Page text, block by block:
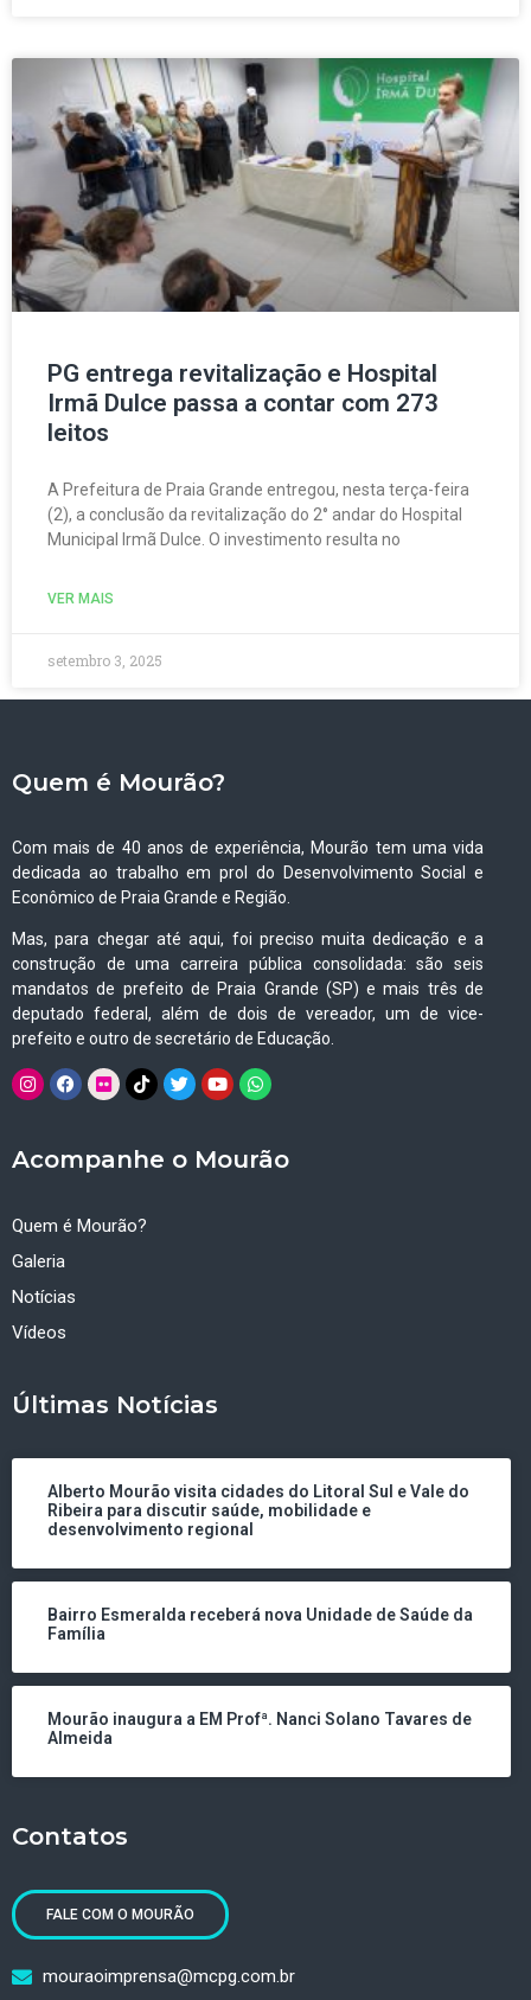
PG entrega revitalização e Hospital
Irmã Dulce passa a contar com 273
leitos
A Prefeitura de Praia Grande entregou, nesta terça-feira
(2), a conclusão da revitalização do 2° andar do Hospital
Municipal Irmã Dulce. O investimento resulta no
VER MAIS
setembro 3, 2025
Quem é Mourão?
Com mais de 40 anos de experiência, Mourão tem uma vida
dedicada ao trabalho em prol do Desenvolvimento Social e
Econômico de Praia Grande e Região.
Mas, para chegar até aqui, foi preciso muita dedicação e a
construção de uma carreira pública consolidada: são seis
mandatos de prefeito de Praia Grande (SP) e mais três de
deputado federal, além de dois de vereador, um de vice-
prefeito e outro de secretário de Educação.
Acompanhe o Mourão
Quem é Mourão?
Galeria
Notícias
Vídeos
Últimas Notícias
Alberto Mourão visita cidades do Litoral Sul e Vale do
Ribeira para discutir saúde, mobilidade e
desenvolvimento regional
Bairro Esmeralda receberá nova Unidade de Saúde da
Família
Mourão inaugura a EM Profª. Nanci Solano Tavares de
Almeida
Contatos
FALE COM O MOURÃO
mouraoimprensa@mcpg.com.br